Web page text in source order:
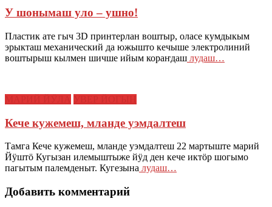
У шонымаш уло – ушно!
Пластик ате гыч 3D принтерлан воштыр, оласе кумдыкым
эрыкташ механический да южышто кечыше электролиний
воштырыш кылмен шичше ийым кораҥдаш лудаш…
Кече кужемеш, мланде уэмдалтеш
Тамга Кече кужемеш, мланде уэмдалтеш 22 мартыште марий
Йӱштӧ Кугызан илемыштыже йӱд ден кече иктӧр шогымо
пагытым палемденыт. Кугезына лудаш…
Добавить комментарий